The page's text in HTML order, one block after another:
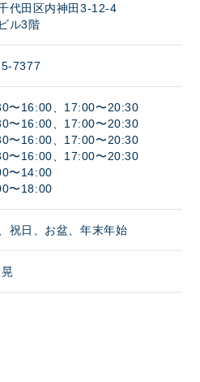
代田区内神田3-12-4
ル3階
7377
〜16:00、17:00〜20:30
〜16:00、17:00〜20:30
〜16:00、17:00〜20:30
〜16:00、17:00〜20:30
〜14:00
〜18:00
祝日、お盆、年末年始